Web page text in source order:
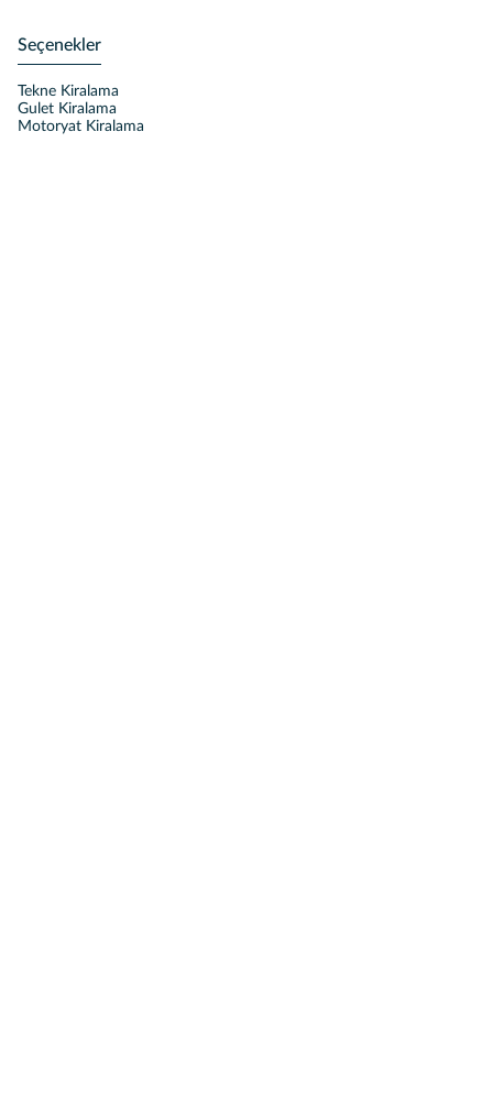
Seçenekler
Tekne Kiralama
Gulet Kiralama
Motoryat Kiralama